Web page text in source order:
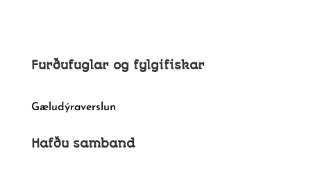
Furðufuglar og fylgifiskar
Gæludýraverslun
Hafðu samband